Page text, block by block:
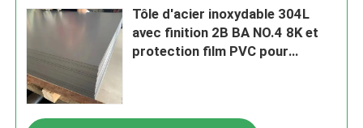
Tôle d'acier inoxydable 304L
avec finition 2B BA NO.4 8K et
protection film PVC pour